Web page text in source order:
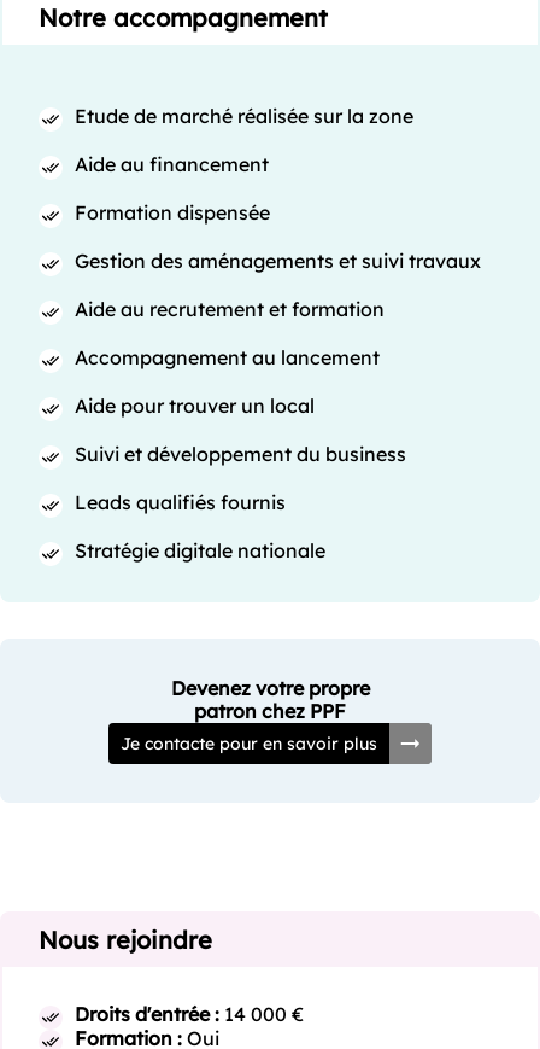
Notre accompagnement
Etude de marché réalisée sur la zone
Aide au financement
Formation dispensée
Gestion des aménagements et suivi travaux
Aide au recrutement et formation
Accompagnement au lancement
Aide pour trouver un local
Suivi et développement du business
Leads qualifiés fournis
Stratégie digitale nationale
Devenez votre propre
patron chez PPF
Je contacte pour en savoir plus
Nous rejoindre
Droits d'entrée : 14 000 €
Formation : Oui